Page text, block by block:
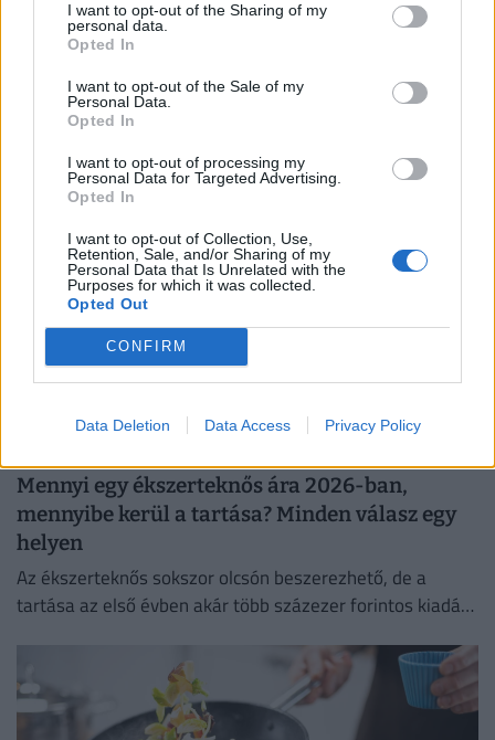
I want to opt-out of the Sharing of my
personal data.
Opted In
I want to opt-out of the Sale of my
Personal Data.
Opted In
I want to opt-out of processing my
Personal Data for Targeted Advertising.
Opted In
I want to opt-out of Collection, Use,
Retention, Sale, and/or Sharing of my
Personal Data that Is Unrelated with the
Purposes for which it was collected.
Opted Out
CONFIRM
Data Deletion Data Access Privacy Policy
Így trükköznek a magyar könyvmolyok 2026
forintot meg kell menteni
Kitart a magyarok könyvvásárlási kedve a nyáron, de a
drágulás már óvatosabb költésre készteti az olvasókat.
Mennyi egy ékszerteknős ára 2026-ban,
mennyibe kerül a tartása? Minden válasz egy
helyen
Az ékszerteknős sokszor olcsón beszerezhető, de a
tartása az első évben akár több százezer forintos kiadás